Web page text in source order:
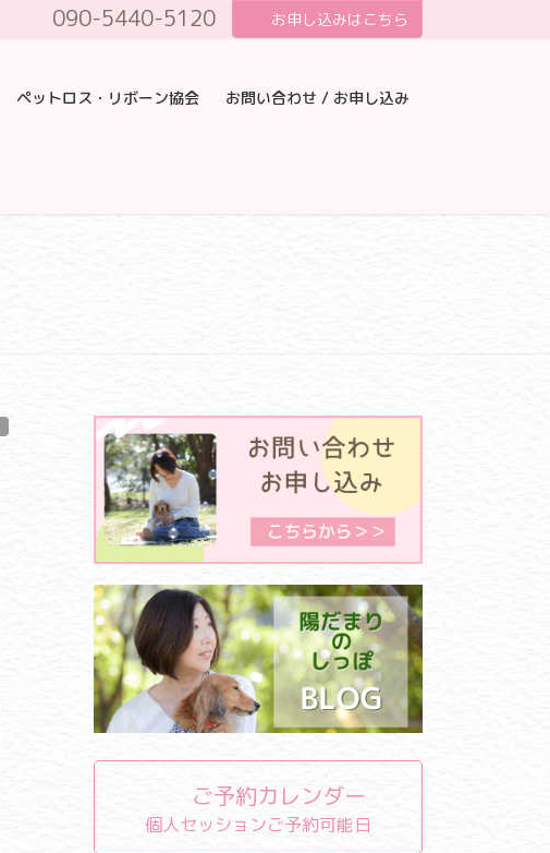
090-5440-5120 お申し込みはこちら
ペットロス・リボーン協会 お問い合わせ / お申し込み
ご予約カレンダー
個人セッションご予約可能日